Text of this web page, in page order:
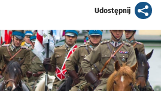
Udostępnijartykuł